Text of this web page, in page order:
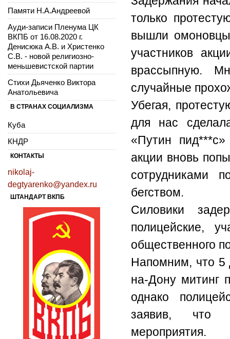
только
вышли
участников
врассыпную.
случайные
Убегая,
для нас
«Путин
акции вновь
сотрудниками
бегством.
Силовики
полицейские,
общественного
Напомним, что 5
на-Дону митинг
однако
заявив, что
мероприятия.
Памяти Н.А.Андреевой
Ауди-записи Пленума ЦК
ВКПБ от 16.08.2020 г.
Денисюка А.В. и Христенко
С.В. - новой религиозно-
меньшевистской партии
Стихи Дьяченко Виктора
Анатольевича
В СТРАНАХ СОЦИАЛИЗМА
Куба
КНДР
КОНТАКТЫ
nikolaj-
degtyarenko@yandex.ru
ШТАНДАРТ ВКПБ